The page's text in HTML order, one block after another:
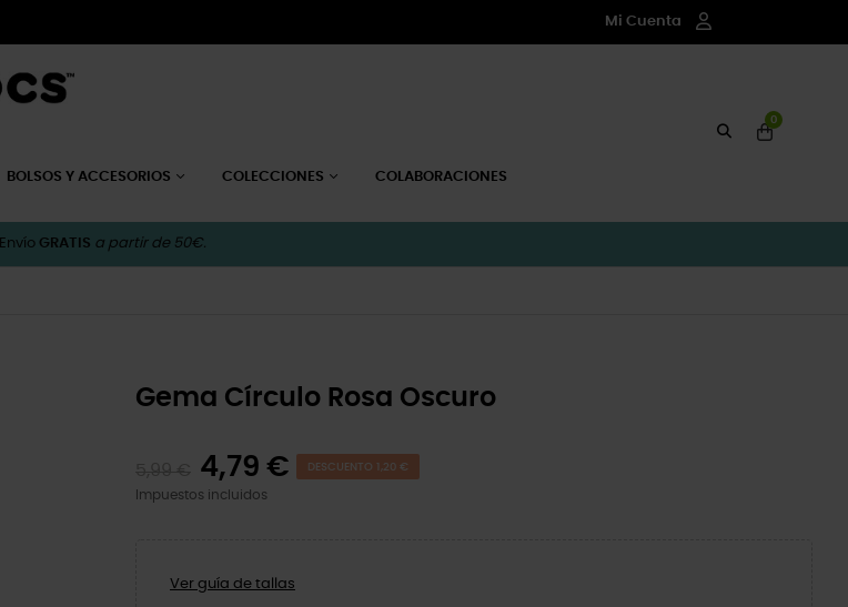
Mi Cuenta
BOLSOS Y ACCESORIOS COLECCIONES COLABORACIONES
0
Envío GRATIS a partir de 50€.
Gema Círculo Rosa Oscuro
4,79 € DESCUENTO 1,20 €
Impuestos incluidos
Ver guía de tallas